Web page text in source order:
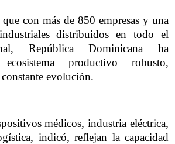
con más de 850 empresas y una
distribuidos en todo el
República Dominicana ha
productivo robusto,
evolución.
médicos, industria eléctrica,
indicó, reflejan la capacidad